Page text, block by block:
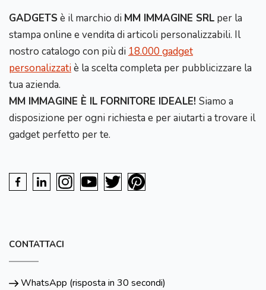
GADGETS è il marchio di MM IMMAGINE SRL per la
stampa online e vendita di articoli personalizzabili. Il
nostro catalogo con più di 18.000 gadget
personalizzatiè la scelta completa per pubblicizzare la
tua azienda.
MM IMMAGINE È IL FORNITORE IDEALE! Siamo a
disposizione per ogni richiesta e per aiutarti a trovare il
gadget perfetto per te.
CONTATTACI
WhatsApp (risposta in 30 secondi)